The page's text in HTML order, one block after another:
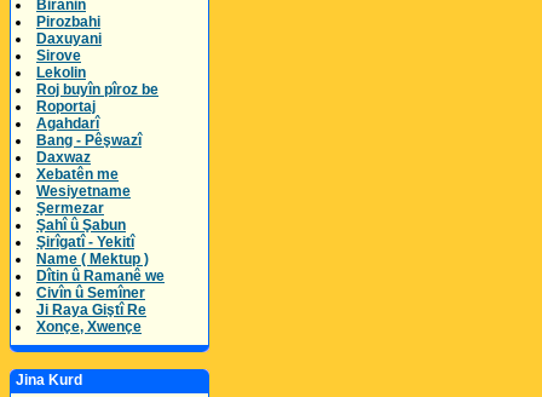
Biranin
Pirozbahi
Daxuyani
Sirove
Lekolin
Roj buyîn pîroz be
Roportaj
Agahdarî
Bang - Pêşwazî
Daxwaz
Xebatên me
Wesiyetname
Şermezar
Şahî û Şabun
Şirîgatî - Yekitî
Name ( Mektup )
Dîtin û Ramanê we
Civîn û Semîner
Ji Raya Giştî Re
Xonçe, Xwençe
Jina Kurd